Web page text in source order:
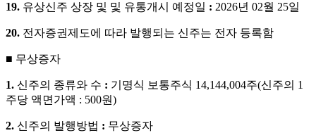
19. 유상신주 상장 및 및 유통개시 예정일 : 2026년 02월 25일
20. 전자증권제도에 따라 발행되는 신주는 전자 등록함
■ 무상증자
1. 신주의 종류와 수 : 기명식 보통주식 14,144,004주(신주의 1
주당 액면가액 : 500원)
2. 신주의 발행방법 : 무상증자